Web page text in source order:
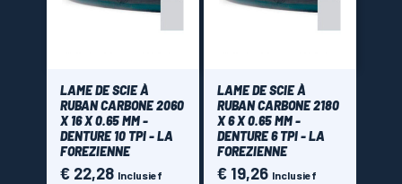
LAME DE SCIE À
RUBAN CARBONE 2060
X 16 X 0.65 MM -
DENTURE 10 TPI - LA
FOREZIENNE
Prijs
€ 22,28 Inclusief
LAME DE SCIE À
RUBAN CARBONE 2180
X 6 X 0.65 MM -
DENTURE 6 TPI - LA
FOREZIENNE
Prijs
€ 19,26 Inclusief